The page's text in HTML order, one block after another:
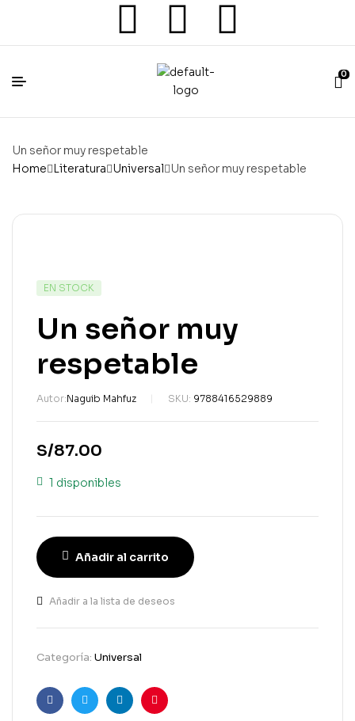
0
Un señor muy respetable
Home Literatura Universal Un señor muy respetable
EN STOCK
Un señor muy
respetable
Autor:Naguib Mahfuz SKU: 9788416529889
S/87.00
1 disponibles
Añadir al carrito
Añadir a la lista de deseos
Categoría: Universal
FacebookGorjeoLinkedInPinterest